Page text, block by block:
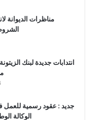
مناظرات الديوانة
انتدابات جديدة لبنك
جديد : عقود رسمية
الوكالة